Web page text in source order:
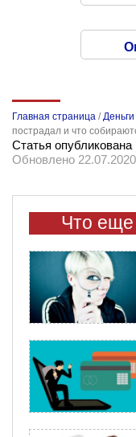
Главная страница /Деньги
пострадал и что
Статья опубликована
Обновлено 22.07.2020
Что еще